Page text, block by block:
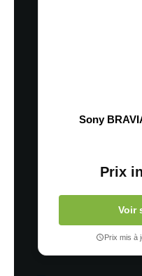
Sony
Prix
Voir
Prix mis à